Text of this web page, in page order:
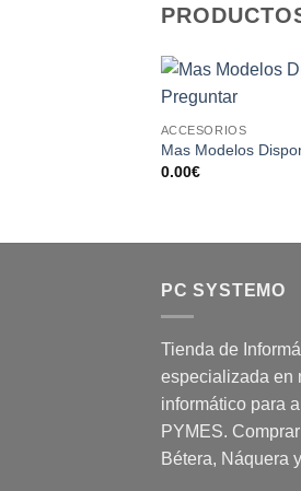
ACCESORIOS
Mas Modelos
0.00€
PC SYSTEMO
Tienda de
especializada en
informático para
PYMES.
Bétera, Náquera